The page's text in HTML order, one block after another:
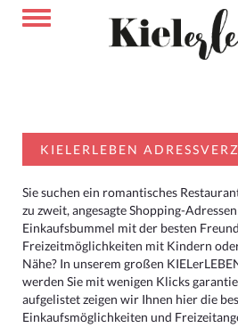
KIELERLEBEN
Sie suchen ein romantisches
zu zweit, angesagte Shopping-
Einkaufsbummel mit der besten
Freizeitmöglichkeiten mit Kindern
Nähe? In unserem großen
werden Sie mit wenigen Klicks
aufgelistet zeigen wir Ihnen hier die
Einkaufsmöglichkeiten und